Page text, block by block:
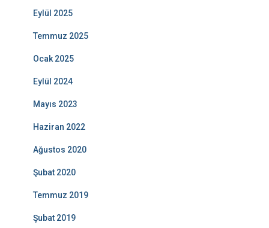
Eylül 2025
Temmuz 2025
Ocak 2025
Eylül 2024
Mayıs 2023
Haziran 2022
Ağustos 2020
Şubat 2020
Temmuz 2019
Şubat 2019